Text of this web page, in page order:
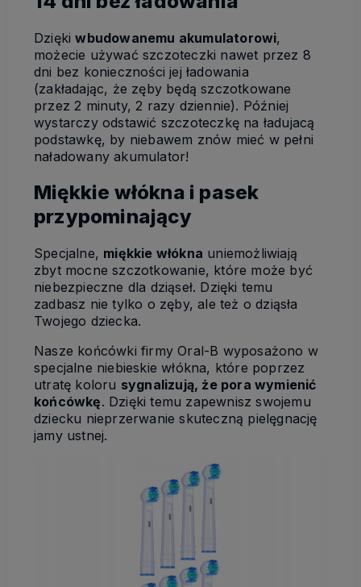
Dziękiwbudowanemu akumulatorowi,
możecie używać szczoteczki nawet przez 8
dni bez konieczności jej ładowania
(zakładając, że zęby będą szczotkowane
przez 2 minuty, 2 razy dziennie). Później
wystarczy odstawić szczoteczkę na ładujacą
podstawkę, by niebawem znów mieć w pełni
naładowany akumulator!
Miękkie włókna i pasek
przypominający
Specjalne, miękkie włókna uniemożliwiają
zbyt mocne szczotkowanie, które może być
niebezpieczne dla dziąseł. Dzięki temu
zadbasz nie tylko o zęby, ale też o dziąsła
Twojego dziecka.
Nasze końcówki firmy Oral-B wyposażono w
specjalne niebieskie włókna, które poprzez
utratę koloru sygnalizują, że pora wymienić
końcówkę. Dzięki temu zapewnisz swojemu
dziecku nieprzerwanie skuteczną pielęgnację
jamy ustnej.